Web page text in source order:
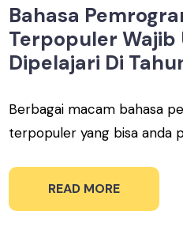
Bahasa
Terpopuler Wajib
Dipelajari Di
Berbagai macam bahasa
terpopuler yang bisa anda
READ MORE